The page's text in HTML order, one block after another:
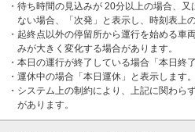
・待ち時間の見込みが 20分以上の場合、
ない場合、「次発」と表示し、時刻表上
・起終点以外の停留所から運行を始める車
みが大きく変化する場合があります。
・本日の運行が終了している場合「本日終
・運休中の場合「本日運休」と表示します。
・システム上の制約により、上記に関わら
があります。